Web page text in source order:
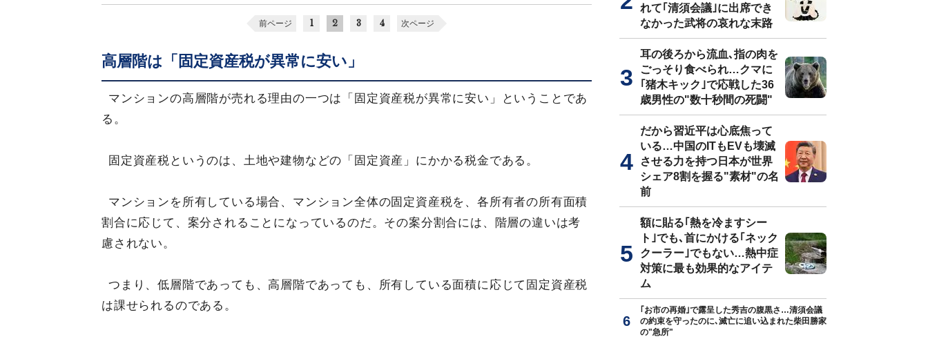
前ページ 1 2 3 4 次ページ
高層階は「固定資産税が異常に安い」
マンションの高層階が売れる理由の一つは「固定資産税が異常に安い」ということであ
る。
固定資産税というのは、土地や建物などの「固定資産」にかかる税金である。
マンションを所有している場合、マンション全体の固定資産税を、各所有者の所有面積
割合に応じて、案分されることになっているのだ。その案分割合には、階層の違いは考
慮されない。
つまり、低層階であっても、高層階であっても、所有している面積に応じて固定資産税
は課せられるのである。
れて｢清須会議｣に出席でき
なかった武将の哀れな末路
耳の後ろから流血､指の肉を
ごっそり食べられ…クマに
｢猪木キック｣で応戦した36
歳男性の"数十秒間の死闘"
だから習近平は心底焦って
いる…中国のITもEVも壊滅
させる力を持つ日本が世界
シェア8割を握る"素材"の名
前
額に貼る｢熱を冷ますシー
ト｣でも､首にかける｢ネック
クーラー｣でもない…熱中症
対策に最も効果的なアイテ
ム
｢お市の再婚｣で露呈した秀吉の腹黒さ…清須会議
の約束を守ったのに､滅亡に追い込まれた柴田勝家
の"急所"